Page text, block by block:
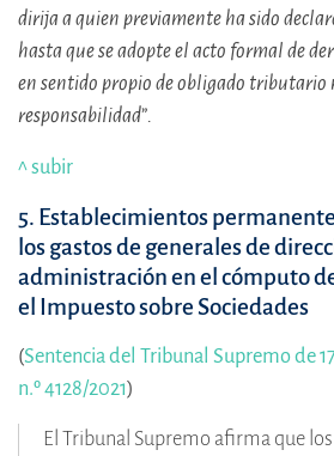
dirija a quien previamente ha sido
hasta que se adopte el acto formal de
en sentido propio de obligado tributario
responsabilidad”.
^ subir
5. Establecimientos
los gastos de generales de
administración en el cómputo
el Impuesto sobre Sociedades
(Sentencia del Tribunal Supremo de
n.º 4128/2021)
El Tribunal Supremo afirma que